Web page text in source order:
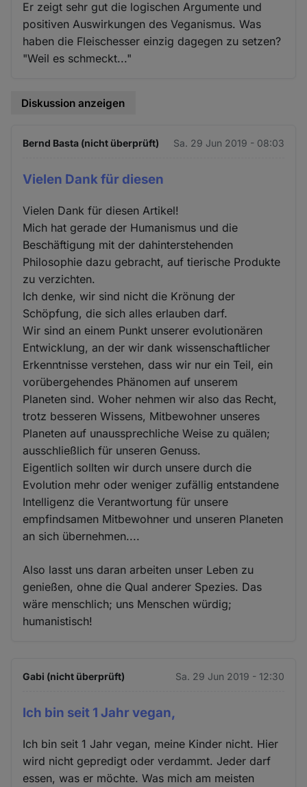
Er zeigt sehr gut die logischen Argumente und
positiven Auswirkungen des Veganismus. Was
haben die Fleischesser einzig dagegen zu setzen?
"Weil es schmeckt..."
Diskussion anzeigen
Bernd Basta (nicht überprüft) Sa. 29 Jun 2019 - 08:03
Vielen Dank für diesen
Vielen Dank für diesen Artikel!
Mich hat gerade der Humanismus und die
Beschäftigung mit der dahinterstehenden
Philosophie dazu gebracht, auf tierische Produkte
zu verzichten.
Ich denke, wir sind nicht die Krönung der
Schöpfung, die sich alles erlauben darf.
Wir sind an einem Punkt unserer evolutionären
Entwicklung, an der wir dank wissenschaftlicher
Erkenntnisse verstehen, dass wir nur ein Teil, ein
vorübergehendes Phänomen auf unserem
Planeten sind. Woher nehmen wir also das Recht,
trotz besseren Wissens, Mitbewohner unseres
Planeten auf unaussprechliche Weise zu quälen;
ausschließlich für unseren Genuss.
Eigentlich sollten wir durch unsere durch die
Evolution mehr oder weniger zufällig entstandene
Intelligenz die Verantwortung für unsere
empfindsamen Mitbewohner und unseren Planeten
an sich übernehmen....
Also lasst uns daran arbeiten unser Leben zu
genießen, ohne die Qual anderer Spezies. Das
wäre menschlich; uns Menschen würdig;
humanistisch!
Gabi (nicht überprüft) Sa. 29 Jun 2019 - 12:30
Ich bin seit 1 Jahr vegan,
Ich bin seit 1 Jahr vegan, meine Kinder nicht. Hier
wird nicht gepredigt oder verdammt. Jeder darf
essen, was er möchte. Was mich am meisten